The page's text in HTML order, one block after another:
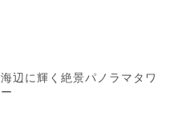
海辺に輝く絶景パノラマタワ
ー